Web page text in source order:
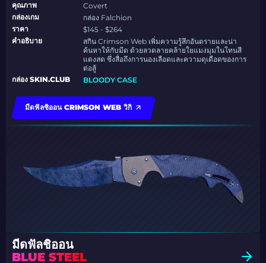
คุณภาพ
Covert
กล่องเกม
กล่อง Falchion
ราคา
$145 - $264
คำอธิบาย
สกิน Crimson Web เพิ่มความรู้สึกอันตรายและน่า
ค้นหาให้กับมีด ด้วยลวดลายคล้ายใยแมงมุมในโทนสี
แดงสด ซึ่งสื่อถึงการนองเลือดและความดุเดือดของการ
ต่อสู้
กล่อง SKIN.CLUB
BLOODY CASE
มีดฟัลชิออน CRIMSON WEB วิกิ
มีดฟัลชิออน
BLUE STEEL